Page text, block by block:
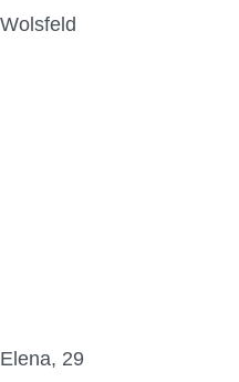
Wolsfeld
Elena, 29